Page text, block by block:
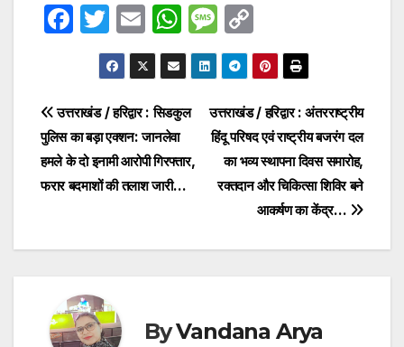
F
e
b
o
o
T
w
itt
er
E
m
ail
W
h
at
s
p
p
M
e
s
s
a
g
e
o
p
y
Li
n
k
Post
navigation
उत्तराखंड / हरिद्वार : अंतरराष्ट्रीय
हिंदू परिषद एवं राष्ट्रीय बजरंग दल
का भव्य स्थापना दिवस समारोह,
रक्तदान और चिकित्सा शिविर बने
आकर्षण का केंद्र…
उत्तराखंड / हरिद्वार : सिडकुल
पुलिस का बड़ा एक्शन: जानलेवा
हमले के दो इनामी आरोपी गिरफ्तार,
फरार बदमाशों की तलाश जारी…
ByVandana Arya